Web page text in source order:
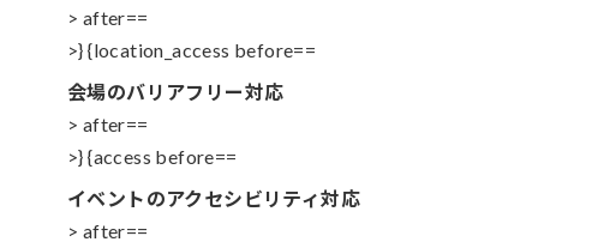
> after==
>} {location_access before==
会場のバリアフリー対応
> after==
>} {access before==
イベントのアクセシビリティ対応
> after==